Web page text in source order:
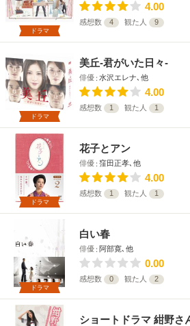
ドラマ
4.00
感想数 4 観た人 9
ドラマ
美丘-君がいた日々-
俳優 水沢エレナ､他
4.00
感想数 1 観た人 1
ドラマ
花子とアン
俳優 窪田正孝､他
4.00
感想数 1 観た人 1
ドラマ
白い春
俳優 阿部寛､他
0.00
感想数 0 観た人 2
ショートドラマ 紺野さ